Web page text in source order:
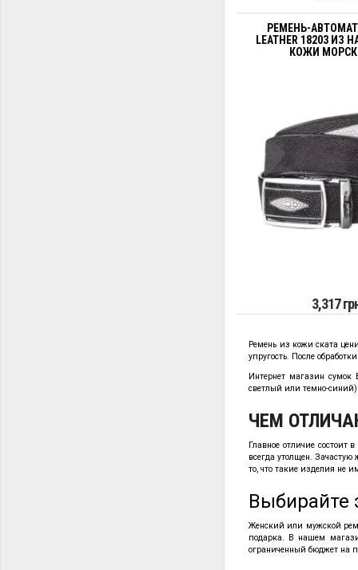
РЕМЕНЬ-АВТОМАТ
LEATHER 18203 ИЗ
КОЖИ
3,317
Ремень из кожи ската
упругость. После
Интернет магазин сумок
светлый или темно-
ЧЕМ
Главное отличие состоит
всегда утолщен.
то, что такие изделия не
Выбирайте
Женский или мужской
подарка. В нашем
ограниченный бюджет на